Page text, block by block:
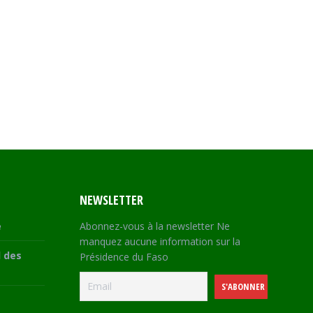
des
NEWSLETTER
Abonnez-vous à la newsletter Ne
manquez aucune information sur la
Présidence du Faso